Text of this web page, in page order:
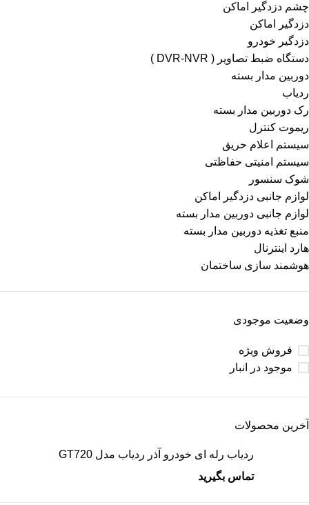
چشم دزدگیر اماکن
دزدگیر اماکن
دزدگیر خودرو
دستگاه ضبط تصاویر ( DVR-NVR )
دوربین مدار بسته
ردیاب
رک دوربین مدار بسته
ریموت کنترل
سیستم اعلام حریق
سیستم امنیتی حفاظتی
شوک سنسور
لوازم جانبی دزدگیر اماکن
لوازم جانبی دوربین مدار بسته
منبع تغذیه دوربین مدار بسته
هارد اینترنال
هوشمند سازی ساختمان
وضعیت موجودی
فروش ویژه
موجود در انبار
آخرین محصولات
ردیاب رله ای خودرو آذر ردیاب مدل GT720
تماس بگیرید